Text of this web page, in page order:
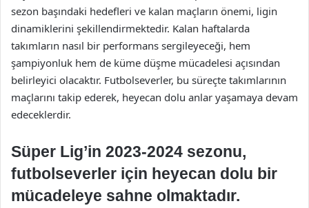
sezon başındaki hedefleri ve kalan maçların önemi, ligin
dinamiklerini şekillendirmektedir. Kalan haftalarda
takımların nasıl bir performans sergileyeceği, hem
şampiyonluk hem de küme düşme mücadelesi açısından
belirleyici olacaktır. Futbolseverler, bu süreçte takımlarının
maçlarını takip ederek, heyecan dolu anlar yaşamaya devam
edeceklerdir.
Süper Lig’in 2023-2024 sezonu,
futbolseverler için heyecan dolu bir
mücadeleye sahne olmaktadır.